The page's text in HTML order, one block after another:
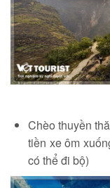
Chèo thuyền
tiền xe ôm
có thể đi bộ)